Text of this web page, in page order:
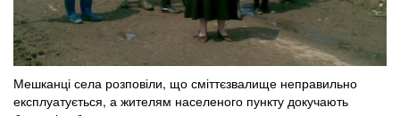
Мешканці села розповіли, що сміттєзвалище неправильно
експлуатується, а жителям населеного пункту докучають